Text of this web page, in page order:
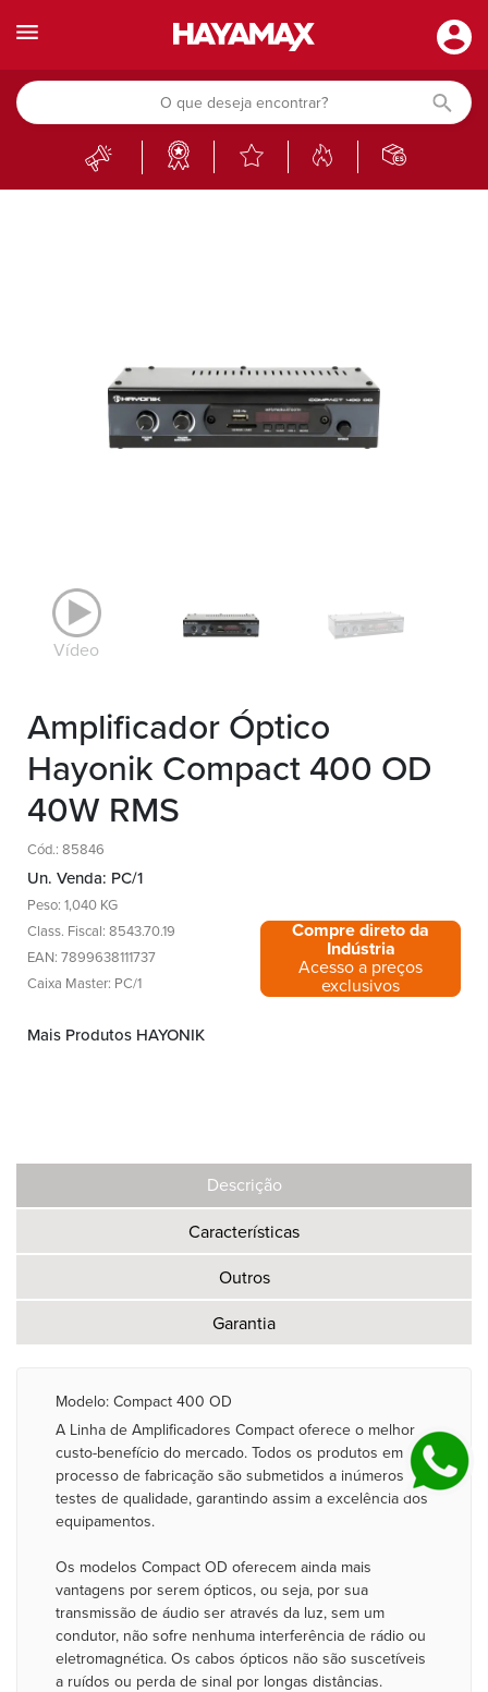
Vídeo
Amplificador Óptico
Hayonik Compact 400 OD
40W RMS
Cód.: 85846
Un. Venda: PC/1
Peso: 1,040 KG
Class. Fiscal: 8543.70.19
EAN: 7899638111737
Caixa Master: PC/1
Mais Produtos HAYONIK
Compre direto da
Indústria
Acesso a preços
exclusivos
Descrição
Características
Outros
Garantia
Modelo: Compact 400 OD
A Linha de Amplificadores Compact oferece o melhor
custo-benefício do mercado. Todos os produtos em seu
processo de fabricação são submetidos a inúmeros
testes de qualidade, garantindo assim a excelência dos
equipamentos.
Os modelos Compact OD oferecem ainda mais
vantagens por serem ópticos, ou seja, por sua
transmissão de áudio ser através da luz, sem um
condutor, não sofre nenhuma interferência de rádio ou
eletromagnética. Os cabos ópticos não são suscetíveis
a ruídos ou perda de sinal por longas distâncias.